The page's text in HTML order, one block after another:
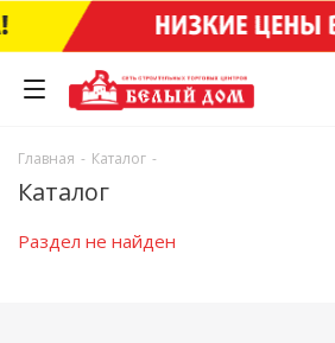
Главная - Каталог -
Каталог
Раздел не найден